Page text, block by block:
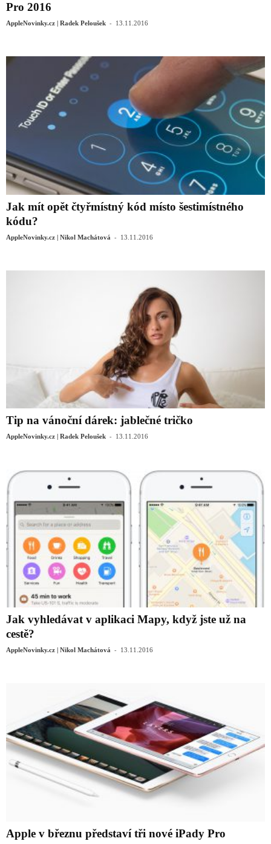
Pro 2016
AppleNovinky.cz | Radek Peloušek - 13.11.2016
Jak mít opět čtyřmístný kód místo šestimístného
kódu?
AppleNovinky.cz | Nikol Machátová - 13.11.2016
Tip na vánoční dárek: jablečné tričko
AppleNovinky.cz | Radek Peloušek - 13.11.2016
Jak vyhledávat v aplikaci Mapy, když jste už na
cestě?
AppleNovinky.cz | Nikol Machátová - 13.11.2016
Apple v březnu představí tři nové iPady Pro